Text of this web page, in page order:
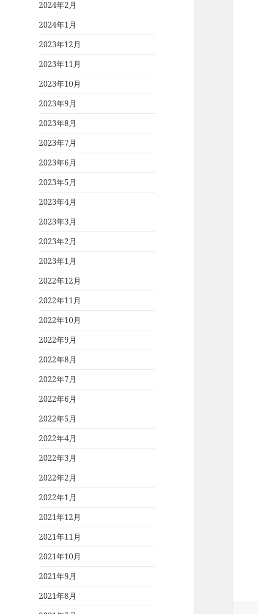
2024年2月
2024年1月
2023年12月
2023年11月
2023年10月
2023年9月
2023年8月
2023年7月
2023年6月
2023年5月
2023年4月
2023年3月
2023年2月
2023年1月
2022年12月
2022年11月
2022年10月
2022年9月
2022年8月
2022年7月
2022年6月
2022年5月
2022年4月
2022年3月
2022年2月
2022年1月
2021年12月
2021年11月
2021年10月
2021年9月
2021年8月